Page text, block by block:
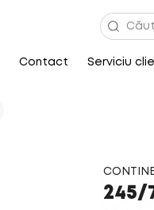
Contact Serviciu
245/